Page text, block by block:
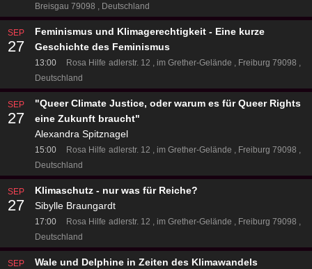
Breisgau 79098
Deutschland
SEP
27
Feminismus und Klimagerechtigkeit - Eine kurze
Geschichte des Feminismus
13:00 Rosa Hilfe adlerstr. 12 im Grether-Gelände
Freiburg 79098
Deutschland
SEP
27
"Queer Climate Justice, oder warum es für Queer Rights
eine Zukunft braucht"
Alexandra Spitznagel
15:00 Rosa Hilfe adlerstr. 12 im Grether-Gelände
Freiburg 79098
Deutschland
SEP
27
Klimaschutz - nur was für Reiche?
Sibylle Braungardt
17:00 Rosa Hilfe adlerstr. 12 im Grether-Gelände
Freiburg 79098
Deutschland
SEP Wale und Delphine in Zeiten des Klimawandels